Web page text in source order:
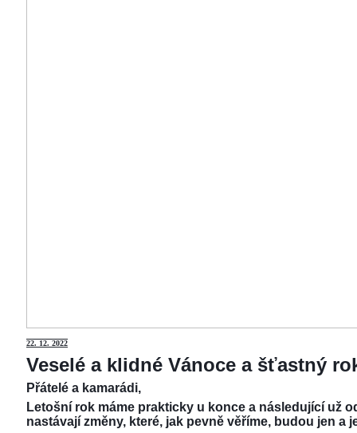
22. 12. 2022
Veselé a klidné Vánoce a šťastný
Přátelé a kamarádi,
Letošní rok máme prakticky u konce a následující už
nastávají změny, které, jak pevně věříme, budou jen a